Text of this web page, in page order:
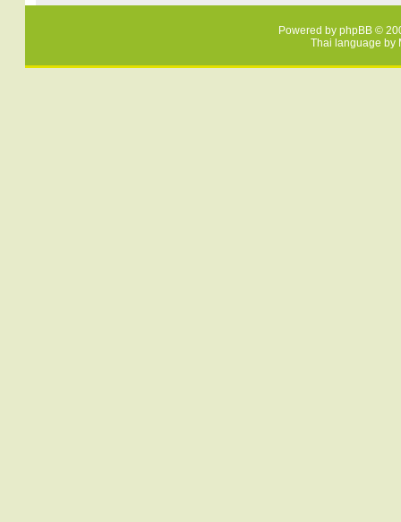
Powered by phpBB ©
Thai language by